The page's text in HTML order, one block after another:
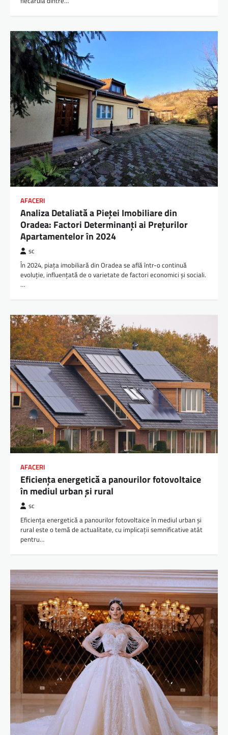
AFACERI
Analiza Detaliată a Pieței Imobiliare din
Oradea: Factori Determinanți ai Prețurilor
Apartamentelor în 2024
sc
În 2024, piața imobiliară din Oradea se află într-o continuă
evoluție, influențată de o varietate de factori economici și sociali.
…
AFACERI
Eficiența energetică a panourilor fotovoltaice
în mediul urban și rural
sc
Eficiența energetică a panourilor fotovoltaice în mediul urban și
rural este o temă de actualitate, cu implicații semnificative atât
pentru…